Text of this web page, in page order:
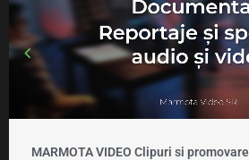
MARMOTA VIDEO Clipuri si promovare